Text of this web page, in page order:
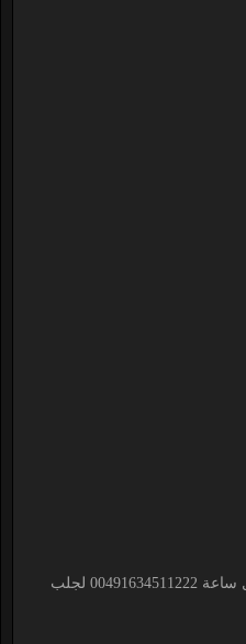
الشيخ الروحاني جلب الحبيب و خلال ساعة 00491634511222 لجلب